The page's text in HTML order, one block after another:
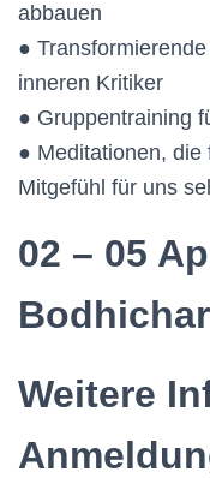
abbauen
●
inneren Kritiker
● Gruppentraining
● Meditationen, die
Mitgefühl für uns
02 – 05
Weitere